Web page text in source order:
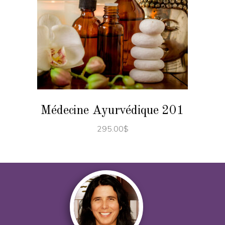
AJOUTER AU PANIER
Médecine Ayurvédique 201
295.00$